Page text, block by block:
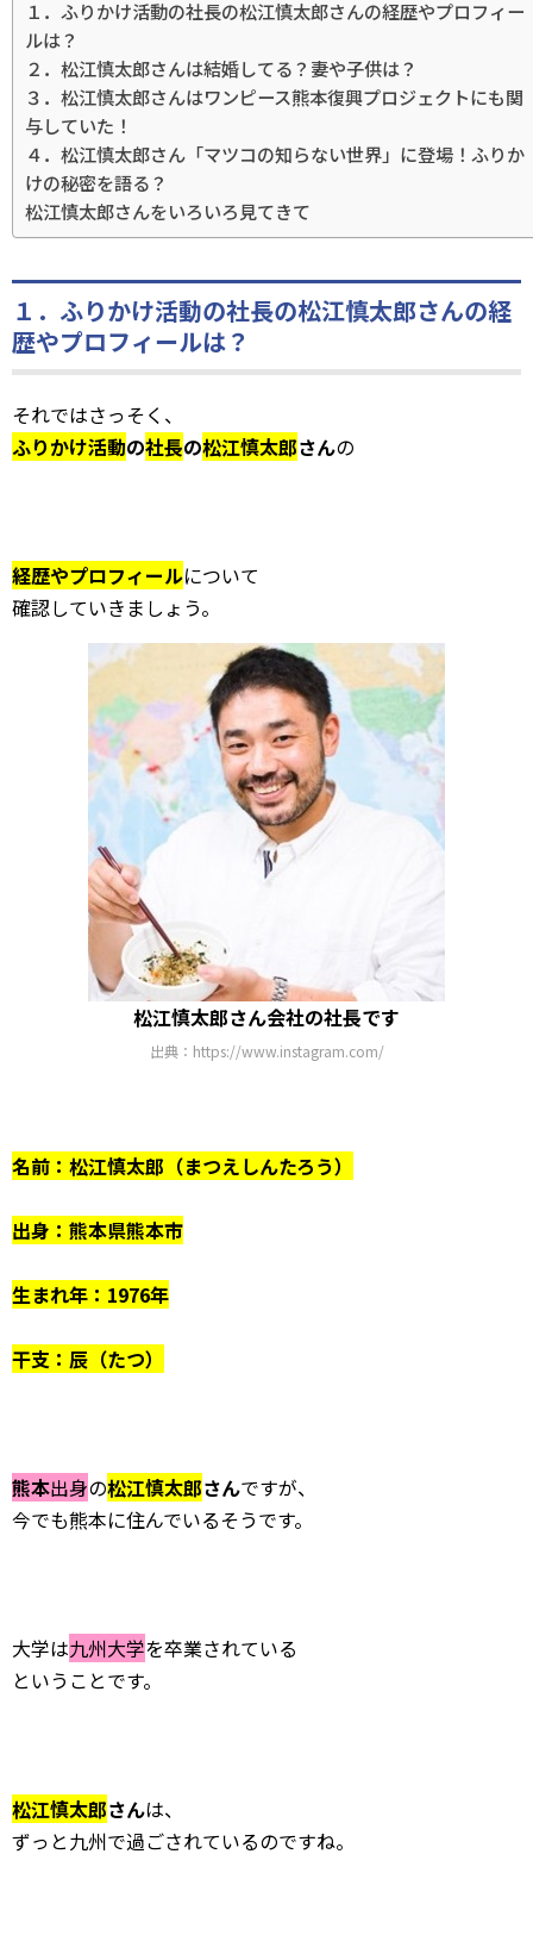
１．ふりかけ活動の社長の松江慎太郎さんの経歴やプロフィー
ルは？
２．松江慎太郎さんは結婚してる？妻や子供は？
３．松江慎太郎さんはワンピース熊本復興プロジェクトにも関
与していた！
４．松江慎太郎さん「マツコの知らない世界」に登場！ふりか
けの秘密を語る？
松江慎太郎さんをいろいろ見てきて
１．ふりかけ活動の社長の松江慎太郎さんの経
歴やプロフィールは？
それではさっそく、
ふりかけ活動の社長の松江慎太郎さんの
経歴やプロフィールについて
確認していきましょう。
松江慎太郎さん会社の社長です
出典：https://www.instagram.com/
名前：松江慎太郎（まつえしんたろう）
出身：熊本県熊本市
生まれ年：1976年
干支：辰（たつ）
熊本出身の松江慎太郎さんですが、
今でも熊本に住んでいるそうです。
大学は九州大学を卒業されている
ということです。
松江慎太郎さんは、
ずっと九州で過ごされているのですね。